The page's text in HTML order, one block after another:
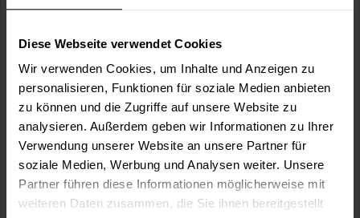
Diese Webseite verwendet Cookies
Wir verwenden Cookies, um Inhalte und Anzeigen zu
personalisieren, Funktionen für soziale Medien anbieten
zu können und die Zugriffe auf unsere Website zu
analysieren. Außerdem geben wir Informationen zu Ihrer
Verwendung unserer Website an unsere Partner für
soziale Medien, Werbung und Analysen weiter. Unsere
Partner führen diese Informationen möglicherweise mit
weiteren Daten zusammen, die Sie ihnen bereitgestellt
0,75 Liter
3 Liter
1 weitere